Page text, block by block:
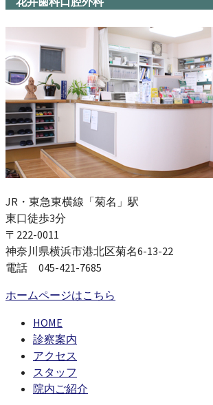
JR・東急東横線「菊名」駅
東口徒歩3分
〒222-0011
神奈川県横浜市港北区菊名6-13-22
電話 045-421-7685
ホームページはこちら
HOME
診察案内
アクセス
スタッフ
院内ご紹介